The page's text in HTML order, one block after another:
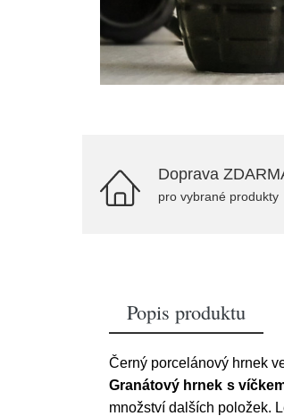
Doprava
pro vybrané produkty
Popis produktu
Černý porcelánový hrnek
Granátový hrnek s
množství dalších položek.